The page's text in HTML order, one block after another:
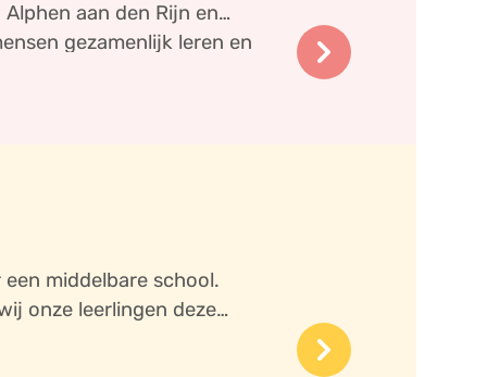
aan den Rijn en
gezamenlijk leren en
keyboard_arrow_right
middelbare school.
onze leerlingen deze
keyboard_arrow_right